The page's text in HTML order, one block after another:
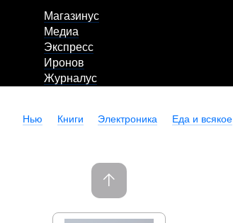
Магазинус
Медиа
Экспресс
Иронов
Журналус
Нью Книги Электроника Еда и всякое